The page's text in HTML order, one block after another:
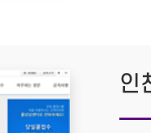
인